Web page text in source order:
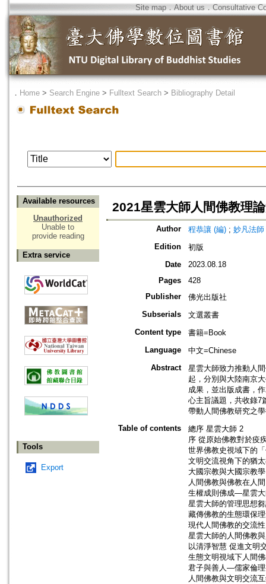
Site map．About us ． Consultative
． Home > Search Engine > Fulltext Search > Bibliography Detail
Available resources
Unauthorized
Unable to
provide reading
Extra service
Tools
Export
2021星雲大師人間佛教理
Author 程恭讓 (編) ; 妙凡法師
Edition
初版
Date
2023.08.18
Pages
428
Publisher
佛光出版社
Subserials
文選叢書
Content type
書籍=Book
Language
中文=Chinese
Abstract
星雲大師致力推動人
起，分別與大陸南京
成果，並出版成書，
心主旨議題，共收錄7
帶動人間佛教研究之
Table of contents
總序 星雲大師 2
序 從原始佛教對於疫
世界佛教史視域下的
文明交流視角下的猶
大國宗教與大國宗教
人間佛教與佛教在人
生權成則佛成—星雲
星雲大師的管理思想
藏傳佛教的生態環保
現代人間佛教的交流
星雲大師的人間佛教
以清淨智慧 促進文明
生態文明視域下人間
君子與善人—儒家倫
人間佛教與文明交流